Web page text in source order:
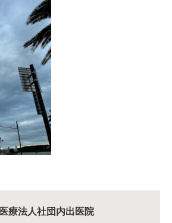
医療法人社団内出医院